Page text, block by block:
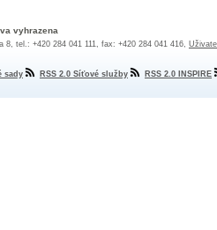
vyhrazena
8, tel.: +420 284 041 111, fax: +420 284 041 416,
sady RSS 2.0 Síťové služby RSS 2.0 INSPIRE